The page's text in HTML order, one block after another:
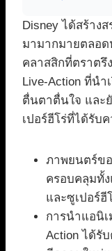
Disney ได้สร้าง
มามากมายตลอ
คลาสสิกที่ตราตรึ
Live-Action ที่นำ
ตื่นตาตื่นใจ และ
เปอร์ฮีโร่ที่ได้รับ
ภาพยนตร์ข
ครอบคลุมทั้
และซูเปอร์
การนำแอนิ
Action ได้รั